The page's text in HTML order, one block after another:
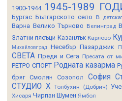
1900-1944 1945-1989
Бургас Българското село В
Варна Велико Търново Велинград
Златни пясъци Казанлък Карлово
Михайловград Несебър Пазарджик
СВЕТА Преди и Сега Пресата от
РЕТРО СПОРТ Родната казарма
бряг Смолян Созопол София
СТУДИО Х Толбухин (Добрич)
Хисаря Чирпан Шумен Ямбол